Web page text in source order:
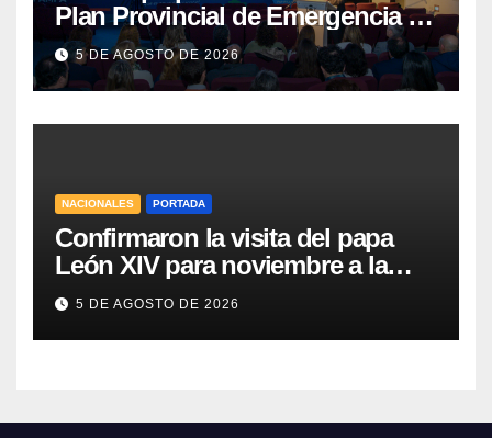
Plan Provincial de Emergencia en
Salud Mental
5 DE AGOSTO DE 2026
NACIONALES PORTADA
Confirmaron la visita del papa
León XIV para noviembre a la
Argentina
5 DE AGOSTO DE 2026